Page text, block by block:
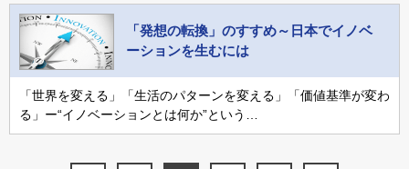
「発想の転換」のすすめ～日本でイノベ
ーションを生むには
「世界を変える」「生活のパターンを変える」「価値基準が変わ
る」ー“イノベーションとは何か”という…